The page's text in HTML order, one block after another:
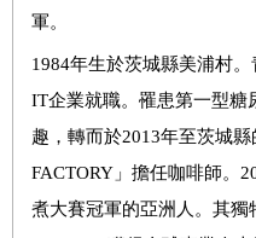
軍。
1984年生於茨城縣美浦村
IT企業就職。罹患第一型糖
趣，轉而於2013年至茨城縣
FACTORY」擔任咖啡師。
煮大賽冠軍的亞洲人。其獨